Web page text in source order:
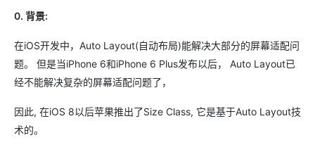
0. 背景:
在iOS开发中，Auto Layout(自动布局)能解决大部分的屏幕适配问
题。 但是当iPhone 6和iPhone 6 Plus发布以后， Auto Layout已
经不能解决复杂的屏幕适配问题了，
因此, 在iOS 8以后苹果推出了Size Class, 它是基于Auto Layout技
术的。